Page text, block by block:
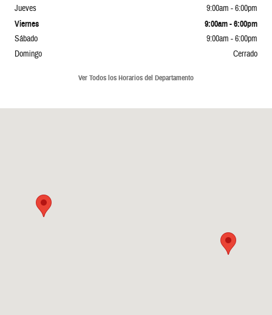
Jueves
9:00am - 6:00pm
Viernes 9:00am - 6:00pm
Sábado
9:00am - 6:00pm
Domingo
Cerrado
Ver Todos los Horarios del Departamento